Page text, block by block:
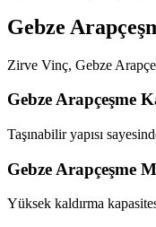
Gebze
Zirve Vinç, Gebze
Gebze Arapçeşme
Taşınabilir yapısı
Gebze Arapçeşme
Yüksek kaldırma